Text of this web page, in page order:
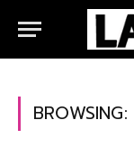
BROWSING: